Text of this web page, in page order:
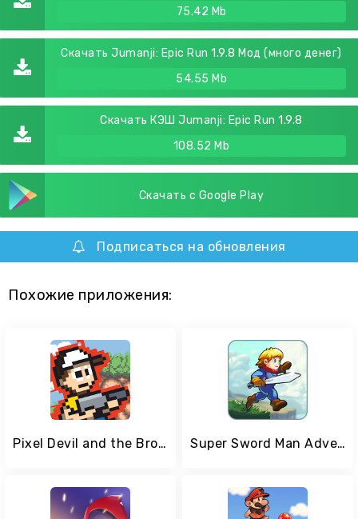
75.42 Mb
Скачать Jumanji: Epic Run 1.9.8 Мод (много денег)
54.55 Mb
Скачать КЭШ Jumanji: Epic Run 1.9.8
108.52 Mb
Скачать с Google Play
Подписаться на обновления
Похожие приложения:
Pixel Devil and the Broken Cartridge Super Sword Man Adventures